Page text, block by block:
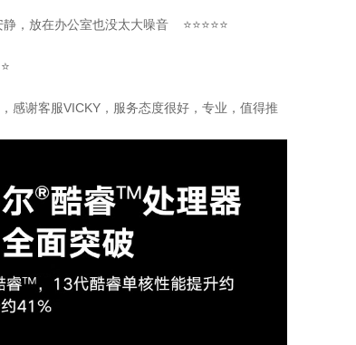
，放在办公室也没太大噪音 ⭐⭐⭐⭐⭐
谢客服VICKY，服务态度很好，专业，值得推